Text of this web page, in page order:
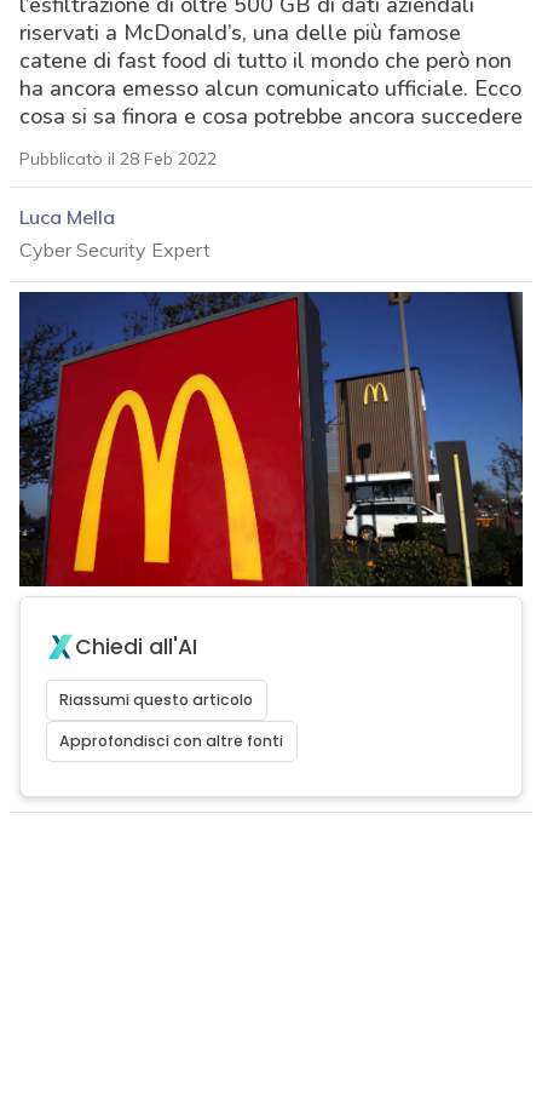
riservati a McDonald’s, una delle più famose
catene di fast food di tutto il mondo che però non
ha ancora emesso alcun comunicato ufficiale. Ecco
cosa si sa finora e cosa potrebbe ancora succedere
Pubblicato il 28 Feb 2022
Luca Mella
Cyber Security Expert
Chiedi all'AI
Riassumi questo articolo
Approfondisci con altre fonti